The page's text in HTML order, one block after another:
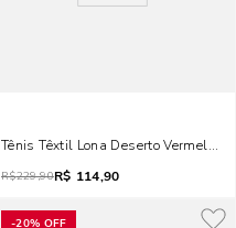
Tênis Têxtil Lona Deserto Vermelho
R$229,90R$ 114,90
-20% OFF